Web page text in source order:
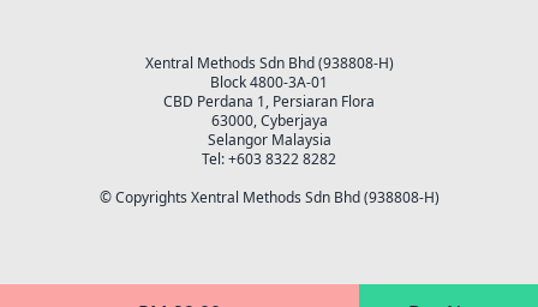
Xentral Methods Sdn Bhd (938808-H)
Block 4800-3A-01
CBD Perdana 1, Persiaran Flora
63000, Cyberjaya
Selangor Malaysia
Tel: +603 8322 8282
© Copyrights Xentral Methods Sdn Bhd (938808-H)